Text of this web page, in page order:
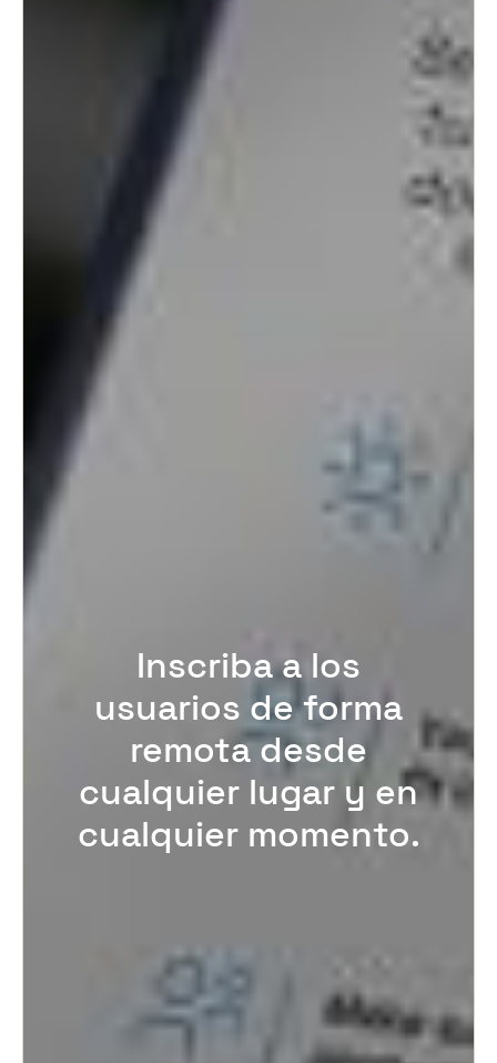
Inscriba a los
usuarios de forma
remota desde
cualquier lugar y en
cualquier momento.